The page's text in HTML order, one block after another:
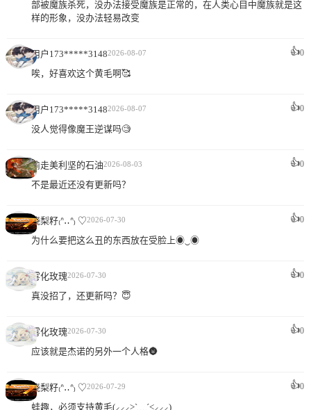
部被魔族杀死，没办法接受魔族是正常的，在人类心目中魔族就是这
样的形象，没办法轻易改变
用户173*****31482026-08-07 👍0
唉，好喜欢这个黄毛啊🥰
用户173*****31482026-08-07 👍0
没人觉得像魔王逆谋吗🧐
偷走美利坚的石油2026-08-03 👍0
不是最近还没有更新吗？
晓梨籽₍ᐢ‥ᐢ₎ ♡2026-07-30 👍0
为什么要把这么丑的东西放在受脸上◉‿◉
雾化玫瑰2026-07-30 👍0
真没招了，还更新吗？😇
雾化玫瑰2026-07-30 👍0
应该就是杰诺的另外一个人格🌚
晓梨籽₍ᐢ‥ᐢ₎ ♡2026-07-29 👍0
蛙趣，必须支持黄毛(⸝⸝⸝>`﹏ˊ<⸝⸝⸝)